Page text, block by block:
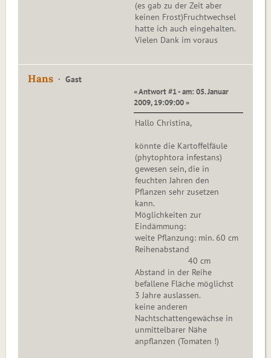
(es gab zu der Zeit aber
keinen Frost)Fruchtwechsel
hatte ich auch eingehalten.
Vielen Dank im voraus
Hans Gast
« Antwort #1 - am: 05. Januar
2009, 19:09:00 »
Hallo Christina,
könnte die Kartoffelfäule
(phytophtora infestans)
gewesen sein, die in
feuchten Jahren den
Pflanzen sehr zusetzen
kann.
Möglichkeiten zur
Eindämmung:
weite Pflanzung: min. 60 cm
Reihenabstand
40 cm
Abstand in der Reihe
befallene Fläche möglichst
3 Jahre auslassen.
keine anderen
Nachtschattengewächse in
unmittelbarer Nähe
anpflanzen (Tomaten !)